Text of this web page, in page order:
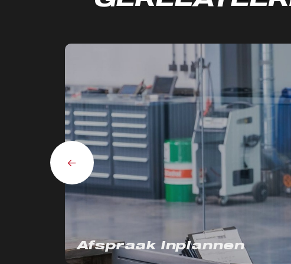
Lees meer
Afspraak inplannen